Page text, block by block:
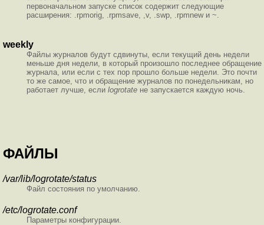
первоначальном запуске список содержит следующие
расширения: .rpmorig, .rpmsave, ,v, .swp, .rpmnew и ~.
weekly
Файлы журналов будут сдвинуты, если текущий день недели
меньше дня недели, в который произошло последнее обращение
журнала, или если с тех пор прошло больше недели. Это почти
то же самое, что и обращение журналов по понедельникам, но
работает лучше, если logrotate не запускается каждую ночь.
ФАЙЛЫ
/var/lib/logrotate/status
Файл состояния по умолчанию.
/etc/logrotate.conf
Параметры конфигурации.